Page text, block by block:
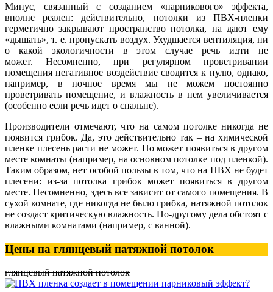
Минус, связанный с созданием «парникового» эффекта,
вполне реален: действительно, потолки из ПВХ-пленки
герметично закрывают пространство потолка, на дают ему
«дышать», т. е. пропускать воздух. Ухудшается вентиляция, ни
о какой экологичности в этом случае речь идти не
может. Несомненно, при регулярном проветривании
помещения негативное воздействие сводится к нулю, однако,
например, в ночное время мы не можем постоянно
проветривать помещение, и влажность в нем увеличивается
(особенно если речь идет о спальне).
Производители отмечают, что на самом потолке никогда не
появится грибок. Да, это действительно так – на химической
пленке плесень расти не может. Но может появиться в другом
месте комнаты (например, на основном потолке под пленкой).
Таким образом, нет особой пользы в том, что на ПВХ не будет
плесени: из-за потолка грибок может появиться в другом
месте. Несомненно, здесь все зависит от самого помещения. В
сухой комнате, где никогда не было грибка, натяжной потолок
не создаст критическую влажность. По-другому дела обстоят с
влажными комнатами (например, с ванной).
Цены на глянцевый натяжной потолок
глянцевый натяжной потолок